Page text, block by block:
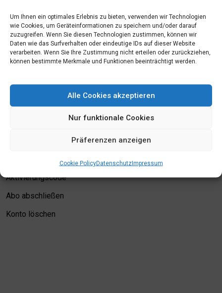
Um Ihnen ein optimales Erlebnis zu bieten, verwenden wir Technologien
wie Cookies, um Geräteinformationen zu speichern und/oder darauf
zuzugreifen. Wenn Sie diesen Technologien zustimmen, können wir
Daten wie das Surfverhalten oder eindeutige IDs auf dieser Website
verarbeiten. Wenn Sie Ihre Zustimmung nicht erteilen oder zurückziehen,
können bestimmte Merkmale und Funktionen beeinträchtigt werden.
Alle Cookies akzeptieren
Nur funktionale Cookies
Präferenzen anzeigen
Cookie PolicyDatenschutzImpressum
Login
Bewertungskriterien
Aktivierungscode
Abo abschließen
Konto löschen